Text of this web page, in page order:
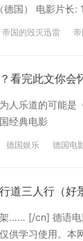
国） 电影片长:
空
帝国的毁灭迅雷
看完此文你会
人乐道的可能
经典电影
德国娱乐 德国电
道三人行（好
…… [/cn] 德语电
供学习使用。本